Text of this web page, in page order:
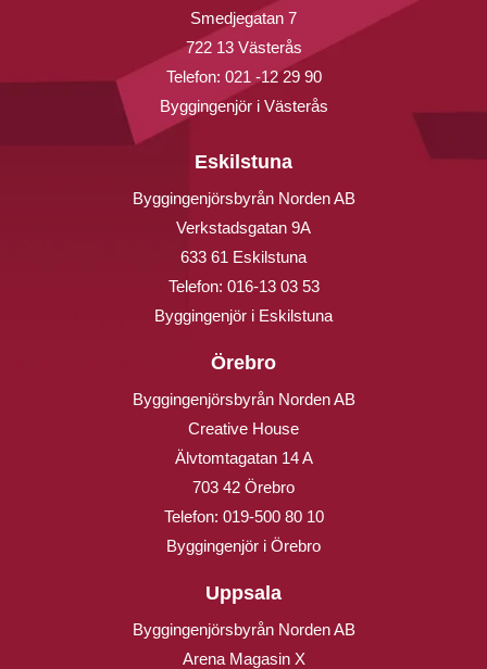
Smedjegatan 7
722 13 Västerås
Telefon: 021 -12 29 90
Byggingenjör i Västerås
Eskilstuna
Byggingenjörsbyrån Norden AB
Verkstadsgatan 9A
633 61 Eskilstuna
Telefon: 016-13 03 53
Byggingenjör i Eskilstuna
Örebro
Byggingenjörsbyrån Norden AB
Creative House
Älvtomtagatan 14 A
703 42 Örebro
Telefon: 019-500 80 10
Byggingenjör i Örebro
Uppsala
Byggingenjörsbyrån Norden AB
Arena Magasin X